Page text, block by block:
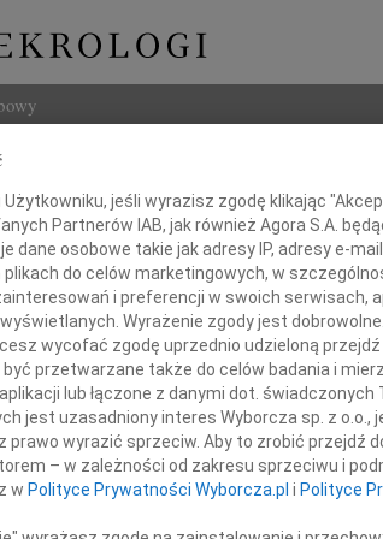
Staręga
jeśli wyrazisz zgodę klikając
Partnerów IAB, jak również Agora S.A.
dane osobowe takie jak adresy IP, adresy e-
do celów marketingowych, w
i preferencji w swoich serwisach,
Wyrażenie zgody jest
wycofać zgodę uprzednio udzieloną przejdź
przetwarzane także do celów badania i
lub łączone z danymi dot. świadczonych
jest uzasadniony interes Wyborcza sp. z o.o.,
wyrazić sprzeciw. Aby to zrobić przejdź
– w zależności od zakresu sprzeciwu i
w Polityce Prywatności Wyborcza.pl i Polityce